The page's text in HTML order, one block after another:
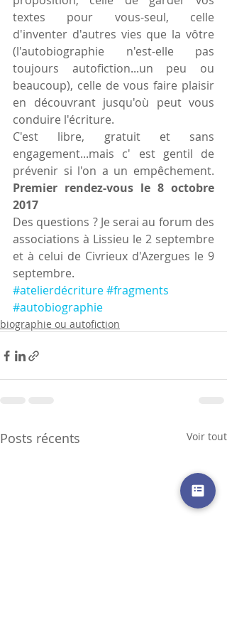
textes pour vous-seul, celle
d'inventer d'autres vies que la vôtre
(l'autobiographie n'est-elle pas
toujours autofiction...un peu ou
beaucoup), celle de vous faire plaisir
en découvrant jusqu'où peut vous
conduire l'écriture.
C'est libre, gratuit et sans
engagement...mais c' est gentil de
Premier rendez-vous le 8 octobre
2017
Des questions ? Je serai au forum des
associations à Lissieu le 2 septembre
et à celui de Civrieux d'Azergues le 9
septembre.
#atelierdécriture#fragments
#autobiographie
biographie ou autofiction
Posts récents Voir tout